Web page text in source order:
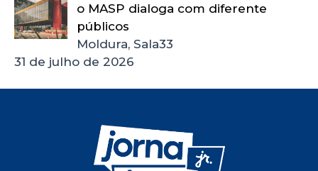
o MASP dialoga com diferente
públicos
Moldura, Sala33
31 de julho de 2026